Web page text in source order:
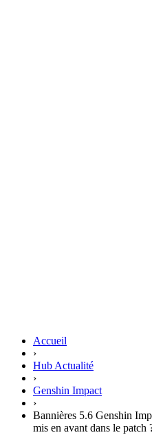
Accueil
›
Hub Actualité
›
Genshin Impact
›
Bannières 5.6 Genshin
mis en avant dans le patch